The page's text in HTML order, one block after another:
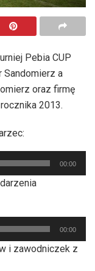
Pebia CUP
Sandomierz a
oraz firmę
2013.
00:00
00:00
i zawodniczek z